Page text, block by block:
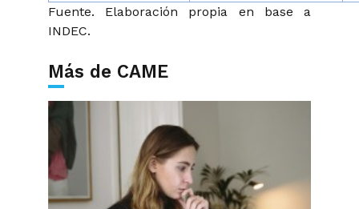
Fuente. Elaboración propia en base a
INDEC.
Más de CAME